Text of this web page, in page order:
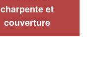
charpente et
couverture